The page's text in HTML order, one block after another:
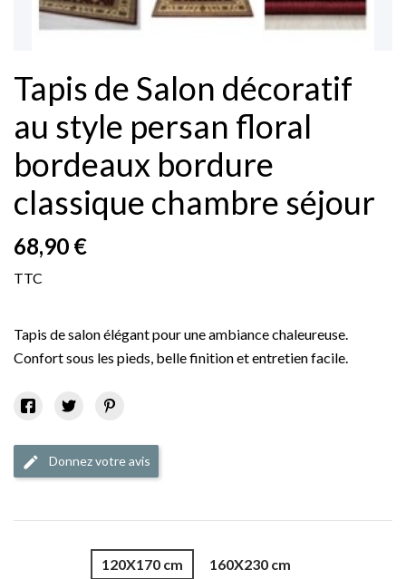
Tapis de Salon décoratif
au style persan floral
bordeaux bordure
classique chambre séjour
68,90 €
TTC
Tapis de salon élégant pour une ambiance chaleureuse.
Confort sous les pieds, belle finition et entretien facile.
edit Donnez votre avis
120X170 cm
160X230 cm